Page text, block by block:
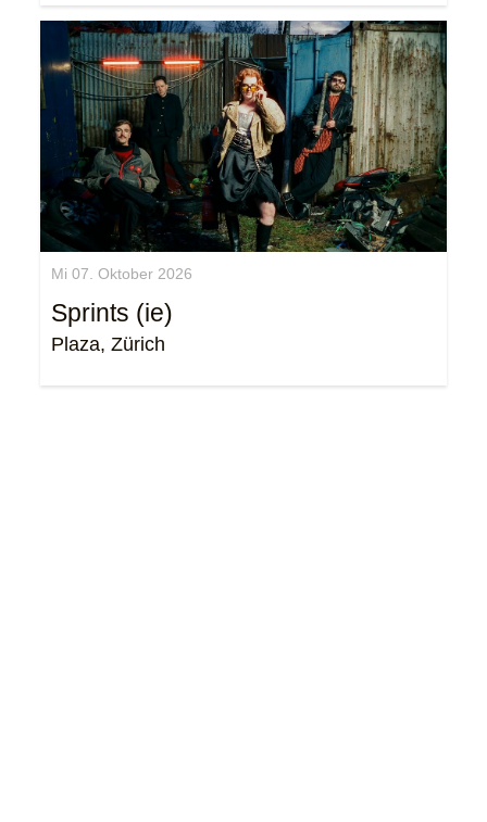
Mi 07. Oktober 2026
Sprints (ie)
Plaza, Zürich